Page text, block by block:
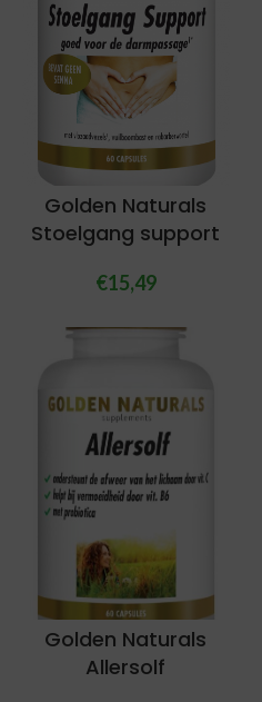
Golden Naturals
Stoelgang support
€15,49
Golden Naturals
Allersolf